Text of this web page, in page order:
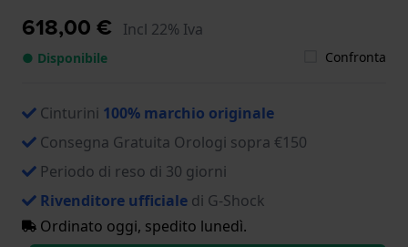
618,00 € Incl 22% Iva
● Disponibile Confronta
Cinturini 100% marchio originale
Consegna Gratuita Orologi sopra €150
Periodo di reso di 30 giorni
Rivenditore ufficiale di G-Shock
Ordinato oggi, spedito lunedì.